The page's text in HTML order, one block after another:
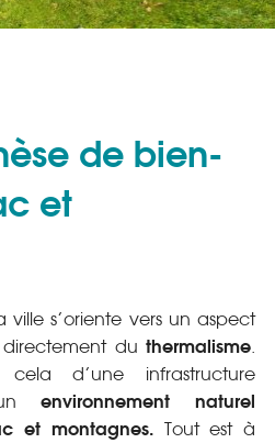
de bien-
et
s’oriente vers un aspect
duthermalisme
d’une infrastructure
environnement naturel
et montagnes.Tout est à